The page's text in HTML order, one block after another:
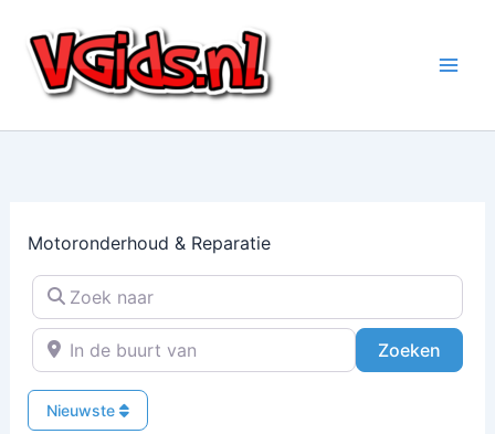
naar
inhoud
Motoronderhoud & Reparatie
Zoek naar
In de buurt van
Zoeken
Nieuwste